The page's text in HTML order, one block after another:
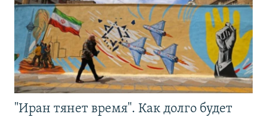
"Иран тянет время". Как долго будет